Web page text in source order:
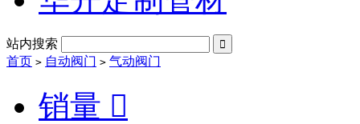
站内搜索 
首页 > 自动阀门 > 气动阀门
销量 